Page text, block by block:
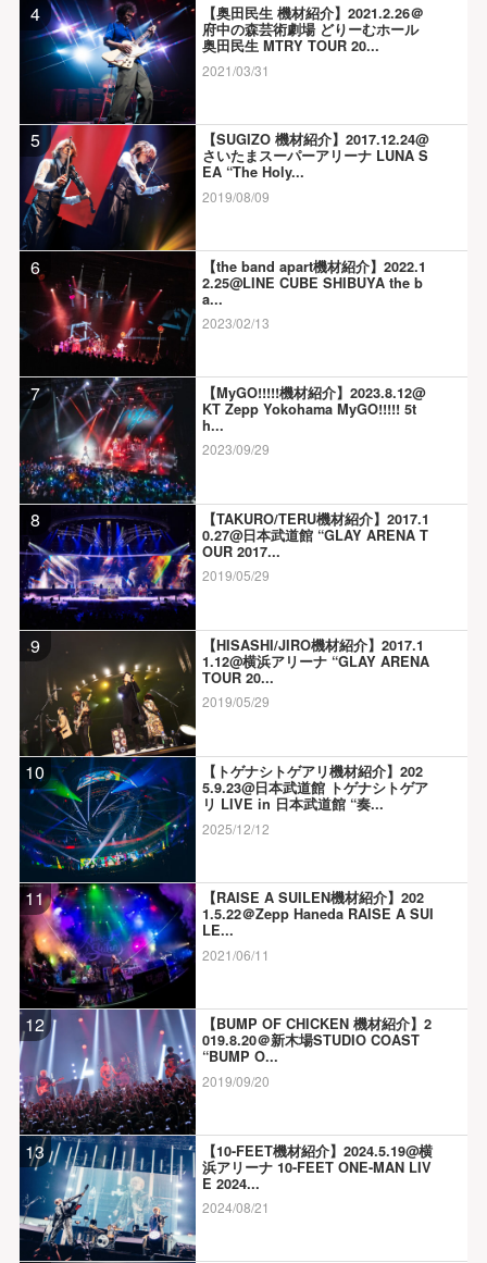
4
【奥田民生 機材紹介】2021.2.26＠
府中の森芸術劇場 どりーむホール
奥田民生 MTRY TOUR 20...
2021/03/31
5
【SUGIZO 機材紹介】2017.12.24@
さいたまスーパーアリーナ LUNA S
EA “The Holy...
2019/08/09
6
【the band apart機材紹介】2022.1
2.25@LINE CUBE SHIBUYA the b
a...
2023/02/13
7
【MyGO!!!!!機材紹介】2023.8.12@
KT Zepp Yokohama MyGO!!!!! 5t
h...
2023/09/29
8
【TAKURO/TERU機材紹介】2017.1
0.27@日本武道館 “GLAY ARENA T
OUR 2017...
2019/05/29
9
【HISASHI/JIRO機材紹介】2017.1
1.12@横浜アリーナ “GLAY ARENA
TOUR 20...
2019/05/29
10
【トゲナシトゲアリ機材紹介】202
5.9.23@日本武道館 トゲナシトゲア
リ LIVE in 日本武道館 “奏...
2025/12/12
11
【RAISE A SUILEN機材紹介】202
1.5.22＠Zepp Haneda RAISE A SUI
LE...
2021/06/11
12
【BUMP OF CHICKEN 機材紹介】2
019.8.20＠新木場STUDIO COAST
“BUMP O...
2019/09/20
13
【10-FEET機材紹介】2024.5.19@横
浜アリーナ 10-FEET ONE-MAN LIV
E 2024...
2024/08/21